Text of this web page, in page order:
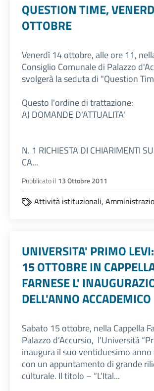
QUESTION TIME,
OTTOBRE
Venerdì 14 ottobre, alle ore 11,
Consiglio Comunale di Palazzo
svolgerà la seduta di "Question
Questo l'ordine di trattazione:
A) DOMANDE D'ATTUALITA'
N. 1 RICHIESTA DI CHIARIMENTI
CA...
Pubblicato il 13 Ottobre 2011
Attività istituzionali,
UNIVERSITA' PRIMO
15 OTTOBRE IN
FARNESE L'
DELL'ANNO ACCADEMICO
Sabato 15 ottobre, nella Cappella
Palazzo d’Accursio, l’Università
inaugura il suo ventiduesimo anno
con un appuntamento di grande
culturale. Il titolo – “L’Ital...